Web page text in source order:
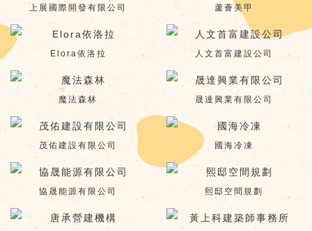
上展國際開發有限公司 蘆薈美甲
Elora依洛拉 人文首富建設公司
魔法森林 晟達興業有限公司
茂佑建設有限公司 國海冷凍
協晟能源有限公司 熙邸空間規劃